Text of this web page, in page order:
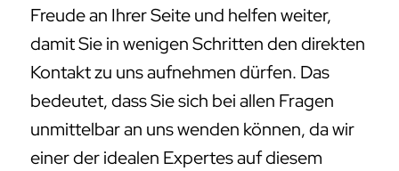
Freude an Ihrer Seite und helfen weiter,
damit Sie in wenigen Schritten den direkten
Kontakt zu uns aufnehmen dürfen. Das
bedeutet, dass Sie sich bei allen Fragen
unmittelbar an uns wenden können, da wir
einer der idealen Expertes auf diesem